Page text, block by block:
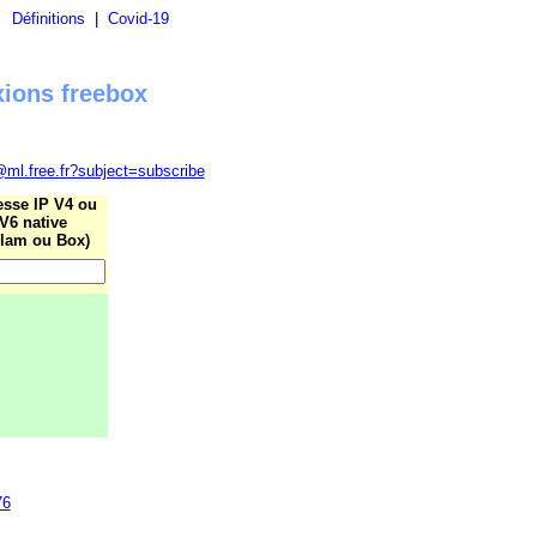
Définitions Covid-19
freebox
IP V4 ou
V6 native
ou Box)